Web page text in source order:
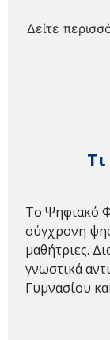
Το Ψηφιακό
σύγχρονη
μαθήτριες.
γνωστικά
Γυμνασίου
Δείτε